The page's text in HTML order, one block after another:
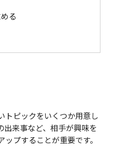
る
トピックをいくつか用意し
出来事など、相手が興味を
プすることが重要です。